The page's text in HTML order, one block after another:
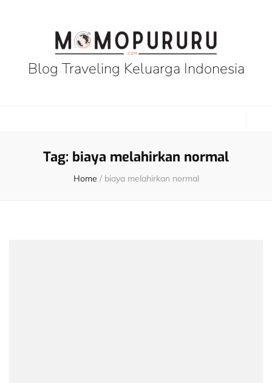
Blog Traveling Keluarga Indonesia
Tag: biaya melahirkan normal
Home / biaya melahirkan normal